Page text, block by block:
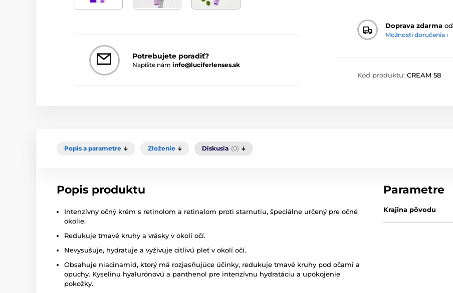
Potrebujete poradiť?
Napíšte nám info@luciferlenses.sk
Doprava zdarma od
Možnosti doručenia ›
Kód produktu: CREAM 58
Popis a parametre Zloženie Diskusia (0)
Popis produktu
Intenzívny očný krém s retinolom a retinalom proti starnutiu, špeciálne určený pre očné
okolie.
Redukuje tmavé kruhy a vrásky v okolí očí.
Nevysušuje, hydratuje a vyživuje citlivú pleť v okolí očí.
Obsahuje niacinamid, ktorý má rozjasňujúce účinky, redukuje tmavé kruhy pod očami a
opuchy. Kyselinu hyalurónovú a panthenol pre intenzívnu hydratáciu a upokojenie
pokožky.
Parametre
Krajina pôvodu